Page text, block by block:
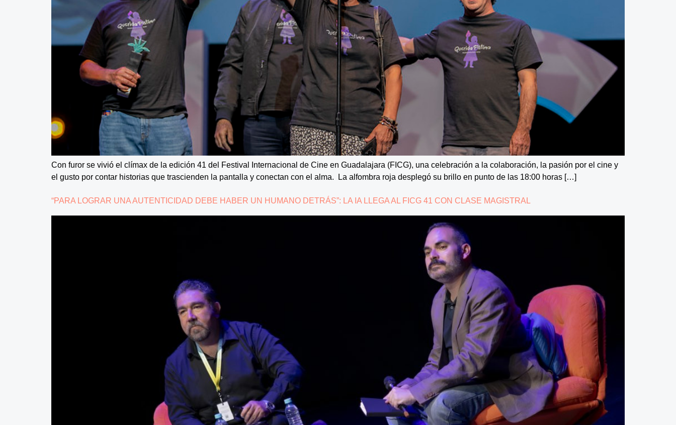
Con furor se vivió el clímax de la edición 41 del Festival Internacional de Cine en Guadalajara (FICG), una celebración a la colaboración, la pasión por el cine y
el gusto por contar historias que trascienden la pantalla y conectan con el alma. La alfombra roja desplegó su brillo en punto de las 18:00 horas […]
“PARA LOGRAR UNA AUTENTICIDAD DEBE HABER UN HUMANO DETRÁS”: LA IA LLEGA AL FICG 41 CON CLASE MAGISTRAL